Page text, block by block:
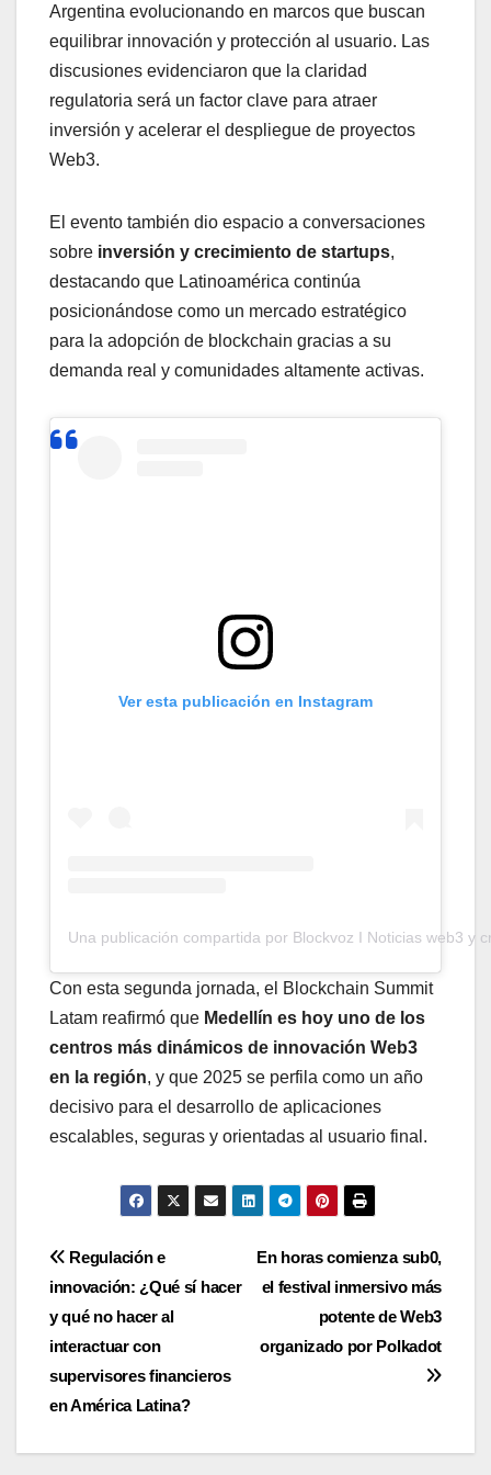
Argentina evolucionando en marcos que buscan
equilibrar innovación y protección al usuario. Las
discusiones evidenciaron que la claridad
regulatoria será un factor clave para atraer
inversión y acelerar el despliegue de proyectos
Web3.
El evento también dio espacio a conversaciones
sobre inversión y crecimiento de startups,
destacando que Latinoamérica continúa
posicionándose como un mercado estratégico
para la adopción de blockchain gracias a su
demanda real y comunidades altamente activas.
Ver esta publicación en Instagram
Una publicación compartida por Blockvoz I Noticias web3 y
Con esta segunda jornada, el Blockchain Summit
Latam reafirmó que Medellín es hoy uno de los
centros más dinámicos de innovación Web3
en la región, y que 2025 se perfila como un año
decisivo para el desarrollo de aplicaciones
escalables, seguras y orientadas al usuario final.
Navegación
de
entradas
En horas comienza sub0,
el festival inmersivo más
potente de Web3
organizado por Polkadot
Regulación e
innovación: ¿Qué sí hacer
y qué no hacer al
interactuar con
supervisores financieros
en América Latina?